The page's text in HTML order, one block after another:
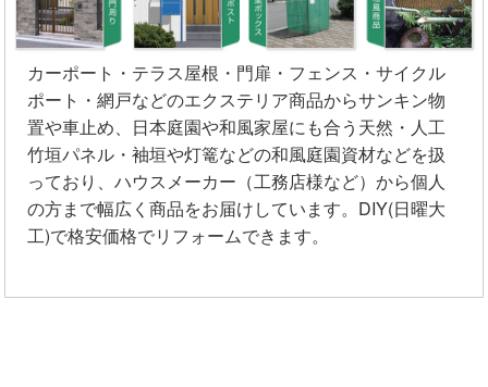
カーポート・テラス屋根・門扉・フェンス・サイクル
ポート・網戸などのエクステリア商品からサンキン物
置や車止め、日本庭園や和風家屋にも合う天然・人工
竹垣パネル・袖垣や灯篭などの和風庭園資材などを扱
っており、ハウスメーカー（工務店様など）から個人
の方まで幅広く商品をお届けしています。DIY(日曜大
工)で格安価格でリフォームできます。